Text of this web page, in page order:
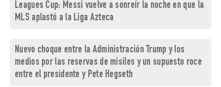
Leagues Cup: Messi vuelve a sonreír la noche en que la
MLS aplastó a la Liga Azteca
Nuevo choque entre la Administración Trump y los
medios por las reservas de misiles y un supuesto roce
entre el presidente y Pete Hegseth